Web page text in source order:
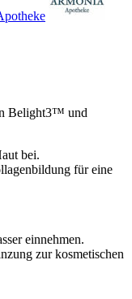
Belight3™ und
bei.
für eine
einnehmen.
zur kosmetischen